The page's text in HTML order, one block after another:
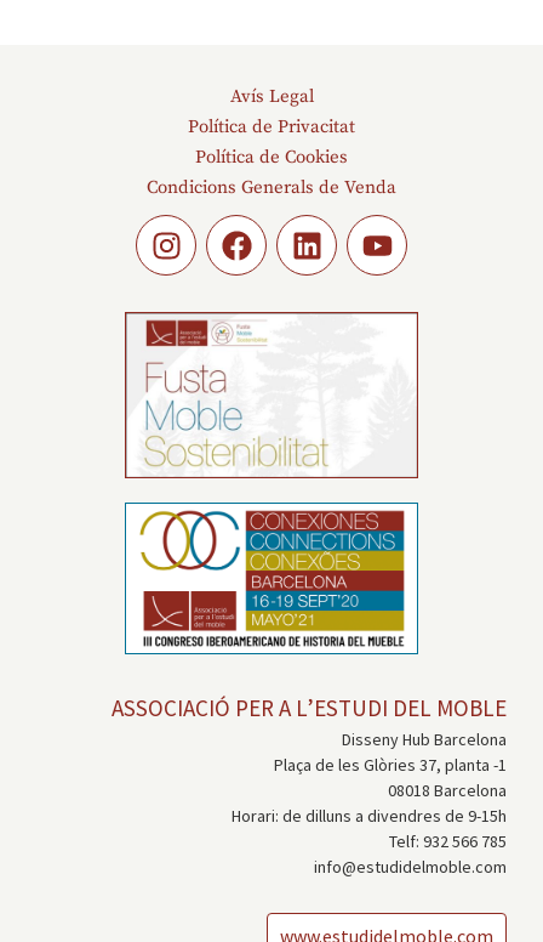
Avís Legal
Política de Privacitat
Política de Cookies
Condicions Generals de Venda
ASSOCIACIÓ PER A L’ESTUDI DEL MOBLE
Disseny Hub Barcelona
Plaça de les Glòries 37, planta -1
08018 Barcelona
Horari: de dilluns a divendres de 9-15h
Telf: 932 566 785
info@estudidelmoble.com
www.estudidelmoble.com